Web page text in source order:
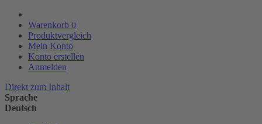
Warenkorb 0
Produktvergleich
Mein Konto
Konto erstellen
Anmelden
Direkt zum Inhalt
Sprache
Deutsch